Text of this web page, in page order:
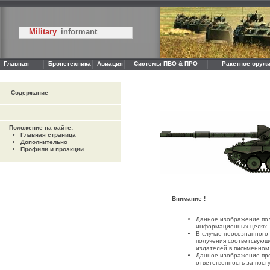
Military informant
Главная Бронетехника Авиация Системы ПВО & ПРО Ракетное
Содержание
Положение на сайте:
• Главная страница
• Дополнительно
• Профили и проэкции
Внимание !
Данное изображение
информационных целях.
В случае
получения
издателей в письменном
Данное изображение
ответственность за